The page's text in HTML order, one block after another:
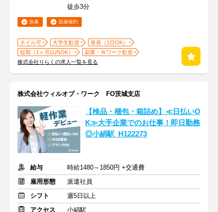
徒歩3分
急募 面接確約
ネイル可 大学生歓迎
単発（1日OK）
短期（1ヶ月以内OK）
副業・Ｗワーク歓迎
株式会社りらくの求人一覧を見る
株式会社ウィルオブ・ワーク FO茨城支店
【検品・梱包・箱詰め】≪日払いO
K≫大手企業でのお仕事！即日勤務
◎小絹駅_H122273
給与
時給1480～1850円 +交通費
雇用形態
派遣社員
シフト
週5日以上
アクセス
小絹駅